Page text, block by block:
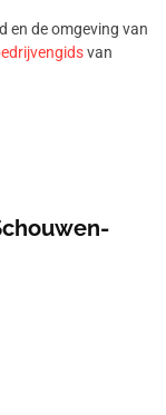
en de omgeving van
van